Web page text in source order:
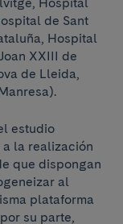
de Sant
Hospital
XXIII de
de Lleida,
estudio
la realización
que dispongan
al
plataforma
su parte,